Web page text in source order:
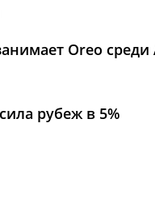
Oreo среди
рубеж в 5%